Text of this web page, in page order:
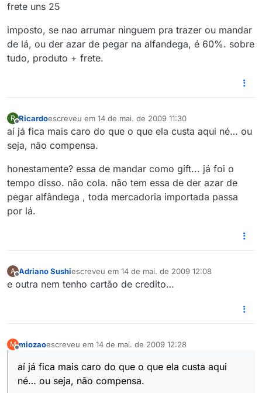
frete uns 25
imposto, se nao arrumar ninguem pra trazer ou mandar
de lá, ou der azar de pegar na alfandega, é 60%. sobre
tudo, produto + frete.
R
Offline
Ricardoescreveu em 14 de mai. de 2009 11:30
última edição por
aí já fica mais caro do que o que ela custa aqui né… ou
seja, não compensa.
honestamente? essa de mandar como gift... já foi o
tempo disso. não cola. não tem essa de der azar de
pegar alfândega , toda mercadoria importada passa
por lá.
A
Offline
Adriano Sushiescreveu em 14 de mai. de 2009 12:08
última edição por
e outra nem tenho cartão de credito…
M miozaoescreveu em 14 de mai. de 2009 12:28
última edição por
aí já fica mais caro do que o que ela custa aqui
né… ou seja, não compensa.